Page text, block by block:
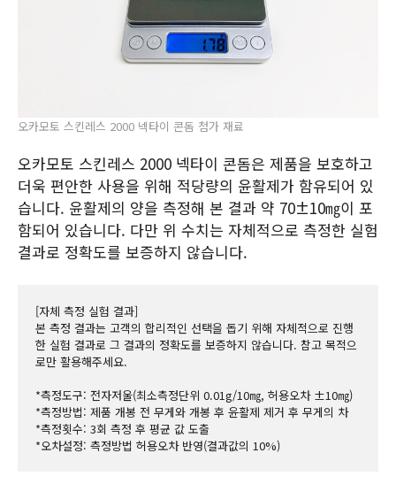
오카모토 스킨레스 2000 넥타이 콘돔 첨가 재료
오카모토 스킨레스 2000 넥타이 콘돔은 제품을 보호하고
더욱 편안한 사용을 위해 적당량의 윤활제가 함유되어 있
습니다. 윤활제의 양을 측정해 본 결과 약 70±10㎎이 포
함되어 있습니다. 다만 위 수치는 자체적으로 측정한 실험
결과로 정확도를 보증하지 않습니다.
[자체 측정 실험 결과]
본 측정 결과는 고객의 합리적인 선택을 돕기 위해 자체적으로 진행
한 실험 결과로 그 결과의 정확도를 보증하지 않습니다. 참고 목적으
로만 활용해주세요.
*측정도구: 전자저울(최소측정단위 0.01g/10㎎, 허용오차 ±10㎎)
*측정방법: 제품 개봉 전 무게와 개봉 후 윤활제 제거 후 무게의 차
*측정횟수: 3회 측정 후 평균 값 도출
*오차설정: 측정방법 허용오차 반영(결과값의 10%)